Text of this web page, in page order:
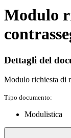
Modulo
Dettagli del
Modulo richiesta di
Tipo documento:
Modulistica